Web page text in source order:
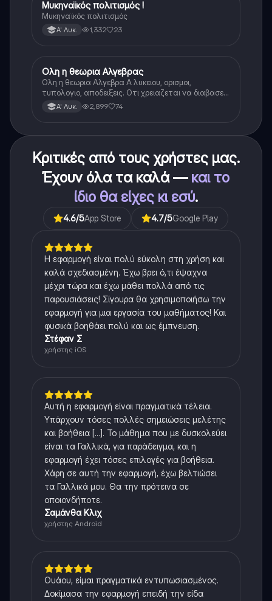
Ιστορία
Μυκηναϊκός πολιτισμός !
Μυκηναϊκός πολιτισμός
Α' Λυκ. 1,332 23
Μαθηματικά
Ολη η θεωρια Αλγεβρας
Ολη η θεωρια Αλγεβρα Α λυκειου, ορισμοι,
τυπολογιο, αποδειξεις. Οτι χρειαζεται να διαβασεις
για το θεωρητικο κομματι της αλγεβρας.
Α' Λυκ. 2,899 74
Κριτικές από τους χρήστες μας.
Έχουν όλα τα καλά — και το
ίδιο θα είχες κι εσύ.
4.6/5App Store 4.7/5Google Play
Η εφαρμογή είναι πολύ εύκολη στη χρήση και
καλά σχεδιασμένη. Έχω βρει ό,τι έψαχνα
μέχρι τώρα και έχω μάθει πολλά από τις
παρουσιάσεις! Σίγουρα θα χρησιμοποιήσω την
εφαρμογή για μια εργασία του μαθήματος! Και
φυσικά βοηθάει πολύ και ως έμπνευση.
Στέφαν Σ
χρήστης iOS
Αυτή η εφαρμογή είναι πραγματικά τέλεια.
Υπάρχουν τόσες πολλές σημειώσεις μελέτης
και βοήθεια [...]. Το μάθημα που με δυσκολεύει
είναι τα Γαλλικά, για παράδειγμα, και η
εφαρμογή έχει τόσες επιλογές για βοήθεια.
Χάρη σε αυτή την εφαρμογή, έχω βελτιώσει
τα Γαλλικά μου. Θα την πρότεινα σε
οποιονδήποτε.
Σαμάνθα Κλιχ
χρήστης Android
Ουάου, είμαι πραγματικά εντυπωσιασμένος.
Δοκίμασα την εφαρμογή επειδή την είδα